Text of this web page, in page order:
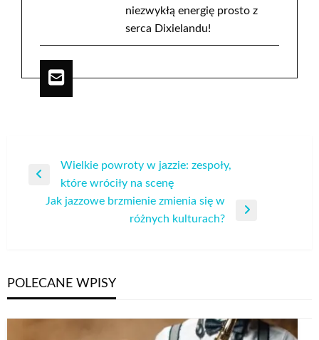
niezwykłą energię prosto z
serca Dixielandu!
Nawigacja
wpisu
Poprzedni
wpis
Wielkie powroty w jazzie: zespoły,
które wróciły na scenę
Jak jazzowe brzmienie zmienia się w
różnych kulturach?
POLECANE WPISY